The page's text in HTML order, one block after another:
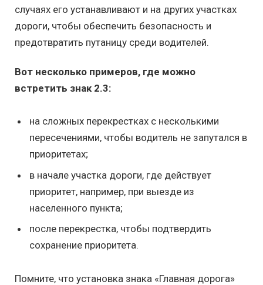
случаях его устанавливают и на других участках
дороги, чтобы обеспечить безопасность и
предотвратить путаницу среди водителей.
Вот несколько примеров, где можно
встретить знак 2.3:
на сложных перекрестках с несколькими
пересечениями, чтобы водитель не запутался в
приоритетах;
в начале участка дороги, где действует
приоритет, например, при выезде из
населенного пункта;
после перекрестка, чтобы подтвердить
сохранение приоритета.
Помните, что установка знака «Главная дорога»